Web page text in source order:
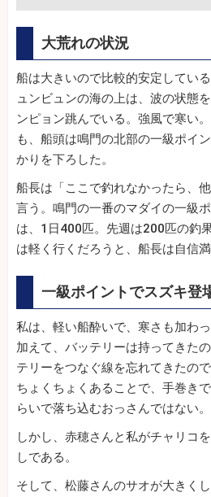
大荒れの状況
船は大きいので比較的安定してい
ュンビュンの海の上は、波の状態
ンピョン跳んでいる。強風で寒い
も、船頭は鳴門の北部の一級ポイ
かりを下ろした。
船長は「ここで釣れなかったら、
言う。鳴門の一番のマダイの一級
は、1日400匹。先週は200匹の釣
は軽く行くだろうと、船長は自信満
一級ポイントでスズキ登
私は、軽い船酔いで、寒さも加わ
加えて、バッテリーは持ってきた
テリーをつなぐ線を忘れてきたの
ちょくちょくあることで、手巻き
らいで落ち込むおっさんではない。
しかし、赤穂さんと私がチャリコ
しである。
そして、松藤さんのサオが大きく